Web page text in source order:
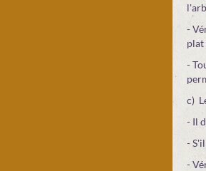
-
plat
-
c)
- Il
-
-